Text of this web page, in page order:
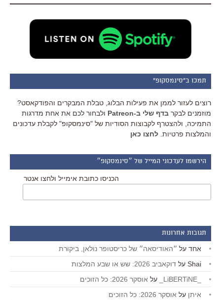
תמכו ב"סינמסקופ"
רוצים לעזור לממן את פעילות הבלוג, טבלת המבקרים והפודקאסט?
מוזמנים לבקר בדף שלי ב-Patreon
ולבחור לכם את אחת מדרגות
התמיכה, ולהצטרף לקבוצות הסודיות של "סינמסקופ" לקבלת עדכונים
והמלצות פרטיות. לחצו כאן
הירשמו לעדכוני המייל של ״סינמסקופ״
הכניסו כתובת אימייל ולחצו אנטר
תגובות אחרונות
אחד על ״האודיסאה״ של כריסטופר נולאן, ביקורת
Shai על דוקאביב 2026: שש או שבע המלצות
על אוסקר 2026: כל הזוכים
איתן על אוסקר 2026: כל הזוכים